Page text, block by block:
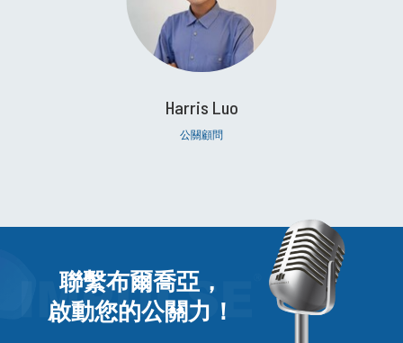
Harris Luo
公關顧問
聯繫布爾喬亞，
啟動您的公關力！